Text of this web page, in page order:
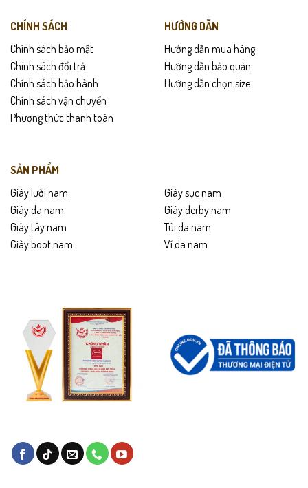
CHÍNH SÁCH
Chính sách bảo mật
Chính sách đổi trả
Chính sách bảo hành
Chính sách vận chuyển
Phương thức thanh toán
HƯỚNG DẪN
Hướng dẫn mua hàng
Hướng dẫn bảo quản
Hướng dẫn chọn size
SẢN PHẨM
Giày lười nam
Giày da nam
Giày tây nam
Giày boot nam
Giày sục nam
Giày derby nam
Túi da nam
Ví da nam